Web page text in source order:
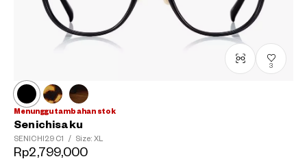
3
Menunggu tambahan stok
Senichisaku
SENICHI29 C1 / Size: XL
Rp2,799,000